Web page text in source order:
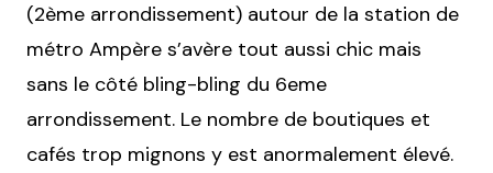
(2ème arrondissement) autour de la station de
métro Ampère s’avère tout aussi chic mais
sans le côté bling-bling du 6eme
arrondissement. Le nombre de boutiques et
cafés trop mignons y est anormalement élevé.